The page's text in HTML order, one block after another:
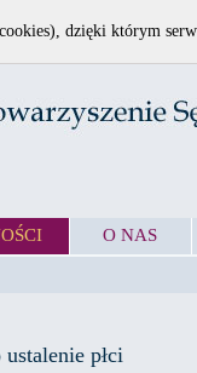
O NAS
płci
dzięki którym